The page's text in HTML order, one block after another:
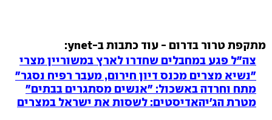
מתקפת טרור בדרום - עוד כתבות ב-ynet:
צה"ל פגע במחבלים שחדרו לארץ במשוריין מצרי
"נשיא מצרים מכנס דיון חירום, מעבר רפיח נסגר"
מתח וחרדה באשכול: "אנשים מסתגרים בבתים"
מטרת הג'יהאדיסטים: לשסות את ישראל במצרים